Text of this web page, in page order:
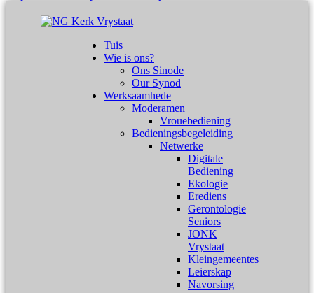
Tuis
Wie is ons?
Ons Sinode
Our Synod
Werksaamhede
Moderamen
Vrouebediening
Bedieningsbegeleiding
Netwerke
Digitale
Bediening
Ekologie
Erediens
Gerontologie
Seniors
JONK
Vrystaat
Kleingemeentes
Leierskap
Navorsing